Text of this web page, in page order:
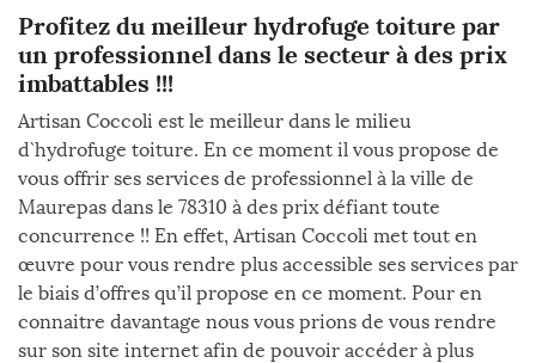
Profitez du meilleur hydrofuge toiture par
un professionnel dans le secteur à des prix
imbattables !!!
Artisan Coccoli est le meilleur dans le milieu
d`hydrofuge toiture. En ce moment il vous propose de
vous offrir ses services de professionnel à la ville de
Maurepas dans le 78310 à des prix défiant toute
concurrence !! En effet, Artisan Coccoli met tout en
œuvre pour vous rendre plus accessible ses services par
le biais d’offres qu’il propose en ce moment. Pour en
connaitre davantage nous vous prions de vous rendre
sur son site internet afin de pouvoir accéder à plus